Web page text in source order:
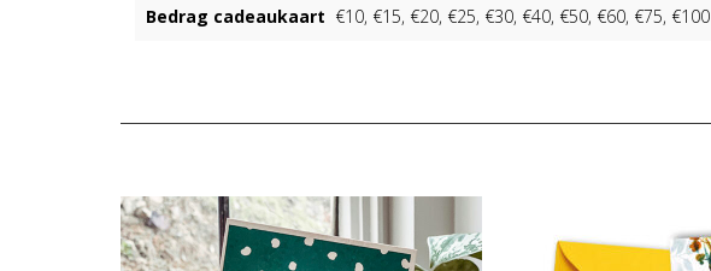
Bedrag cadeaukaart €10, €15, €20, €25, €30, €40, €50, €60, €75, €100